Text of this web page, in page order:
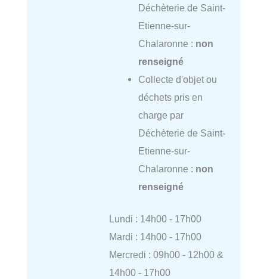
Déchèterie de Saint-
Etienne-sur-
Chalaronne : non
renseigné
Collecte d'objet ou
déchets pris en
charge par
Déchèterie de Saint-
Etienne-sur-
Chalaronne : non
renseigné
Lundi : 14h00 - 17h00
Mardi : 14h00 - 17h00
Mercredi : 09h00 - 12h00 &
14h00 - 17h00